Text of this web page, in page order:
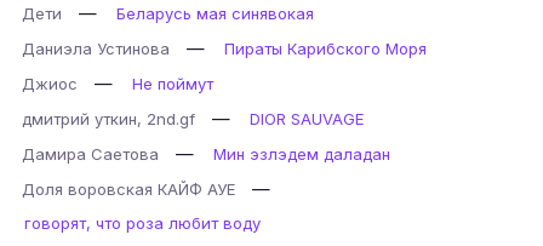
Дети
—
Беларусь мая синявокая
Даниэла Устинова
—
Пираты Карибского Моря
Джиос
—
Не поймут
дмитрий уткин, 2nd.gf
—
DIOR SAUVAGE
Дамира Саетова
—
Мин эзлэдем даладан
Доля воровская КАЙФ АУЕ
—
говорят, что роза любит воду